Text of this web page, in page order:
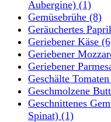
Aubergine) (1)
Gemüsebrühe (8)
Geräuchertes
Geriebener Käse
Geriebener
Geriebener
Geschälte Tomaten
Geschmolzene
Geschnittenes
Spinat) (1)